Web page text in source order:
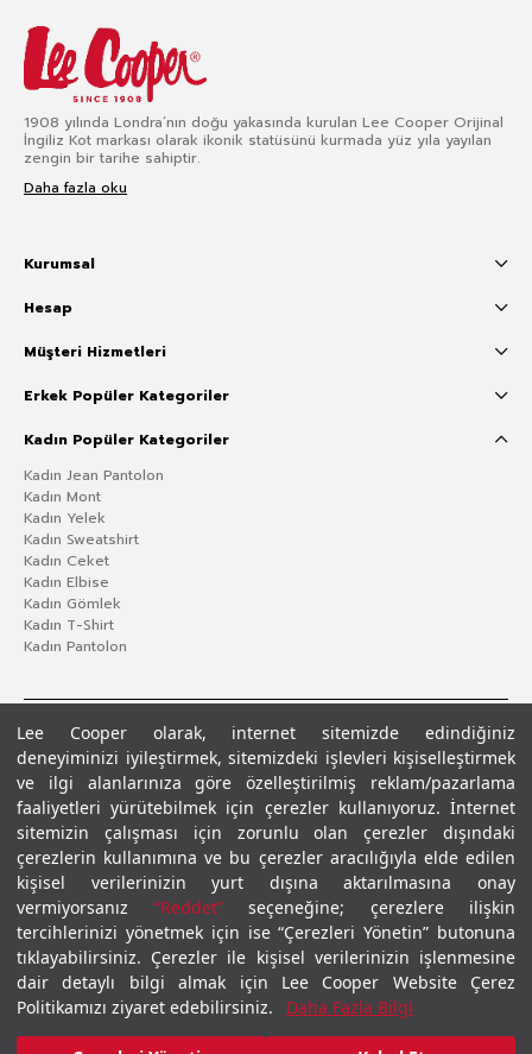
Lee Cooper olarak, internet sitemizde edindiğiniz
deneyiminizi iyileştirmek, sitemizdeki işlevleri kişiselleştirmek
ve ilgi alanlarınıza göre özelleştirilmiş reklam/pazarlama
faaliyetleri yürütebilmek için çerezler kullanıyoruz. İnternet
sitemizin çalışması için zorunlu olan çerezler dışındaki
çerezlerin kullanımına ve bu çerezler aracılığıyla elde edilen
kişisel verilerinizin yurt dışına aktarılmasına onay
vermiyorsanız “Reddet”seçeneğine; çerezlere ilişkin
tercihlerinizi yönetmek için ise “Çerezleri Yönetin” butonuna
tıklayabilirsiniz. Çerezler ile kişisel verilerinizin işlenmesine
dair detaylı bilgi almak için Lee Cooper Website Çerez
Politikamızı ziyaret edebilirsiniz.
Daha Fazla Bilgi
1908 yılında Londra’nın doğu yakasında kurulan Lee Cooper Orijinal
İngiliz Kot markası olarak ikonik statüsünü kurmada yüz yıla yayılan
zengin bir tarihe sahiptir.
Daha fazla oku
Kurumsal
Hesap
Müşteri Hizmetleri
Erkek Popüler Kategoriler
Kadın Popüler Kategoriler
Kadın Jean Pantolon
Kadın Mont
Kadın Yelek
Kadın Sweatshirt
Kadın Ceket
Kadın Elbise
Kadın Gömlek
Kadın T-Shirt
Kadın Pantolon
Gizlilik PolitikasıÇerez Politikası KVKK Aydınlatma MetniŞartlar ve Koşullar
© 2026 Leecooper - Tüm Hakları Saklıdır.